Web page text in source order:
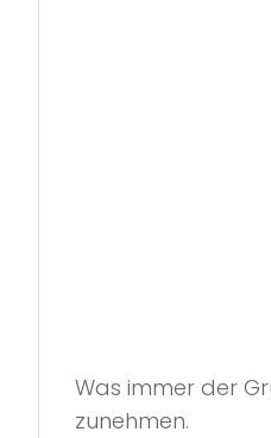
Was immer der
zunehmen.